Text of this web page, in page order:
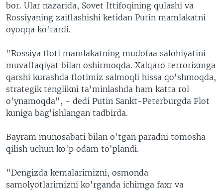
bor. Ular nazarida, Sovet Ittifoqining qulashi va
Rossiyaning zaiflashishi ketidan Putin mamlakatni
oyoqqa ko'tardi.
"Rossiya floti mamlakatning mudofaa salohiyatini
muvaffaqiyat bilan oshirmoqda. Xalqaro terrorizmga
qarshi kurashda flotimiz salmoqli hissa qo'shmoqda,
strategik tenglikni ta'minlashda ham katta rol
o'ynamoqda", - dedi Putin Sankt-Peterburgda Flot
kuniga bag'ishlangan tadbirda.
Bayram munosabati bilan o'tgan paradni tomosha
qilish uchun ko'p odam to'plandi.
"Dengizda kemalarimizni, osmonda
samolyotlarimizni ko'rganda ichimga faxr va